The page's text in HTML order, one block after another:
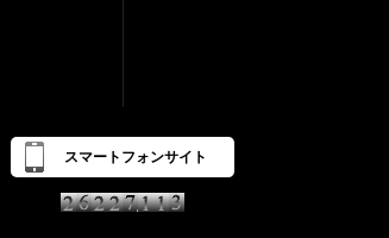
スマートフォンサイト